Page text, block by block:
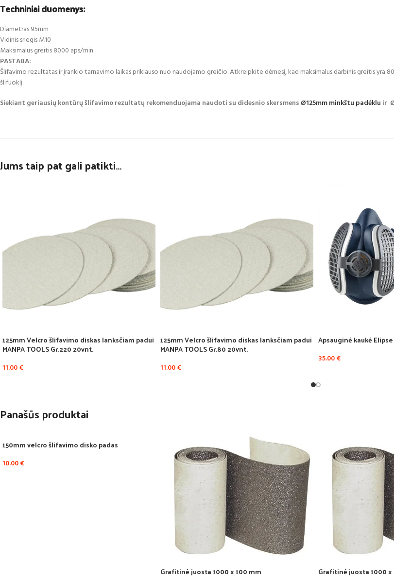
Techniniai duomenys:
Diametras 95mm
Vidinis sriegis M10
Maksimalus greitis 8000 aps/min
PASTABA:
Šlifavimo rezultatas ir įrankio tarnavimo laikas priklauso nuo naudojamo greičio. Atkreipkite dėmesį, kad maksimalus darbinis greitis
šlifuoklį.
Siekiant geriausių kontūrų šlifavimo rezultatų rekomenduojama naudoti su didesnio skersmens Ø125mm minkštu padėklu ir
Jums taip pat gali patikti…
125mm Velcro šlifavimo diskas lanksčiam padui
MANPA TOOLS Gr.220 20vnt.
11.00€
125mm Velcro šlifavimo diskas lanksčiam padui
MANPA TOOLS Gr.80 20vnt.
11.00€
Apsauginė kaukė
35.00€
Panašūs produktai
150mm velcro šlifavimo disko padas
10.00€
Grafitinė juosta 1000 x 100 mm Grafitinė juosta 1000 x